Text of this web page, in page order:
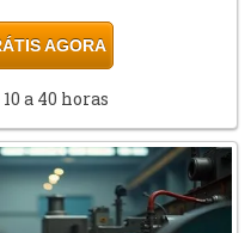
AGORA
a 40 horas